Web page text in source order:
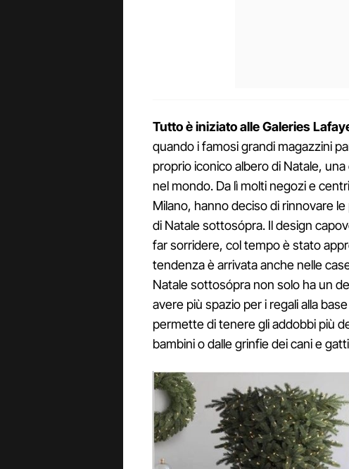
Tutto è iniziato alle Galeries
quando i famosi grandi magazzini
proprio iconico albero di Natale,
nel mondo. Da lì molti negozi e
Milano, hanno deciso di rinnovare
di Natale sottosópra. Il design
far sorridere, col tempo è stato
tendenza è arrivata anche nelle
Natale sottosópra non solo ha un
avere più spazio per i regali alla
permette di tenere gli addobbi più
bambini o dalle grinfie dei cani e